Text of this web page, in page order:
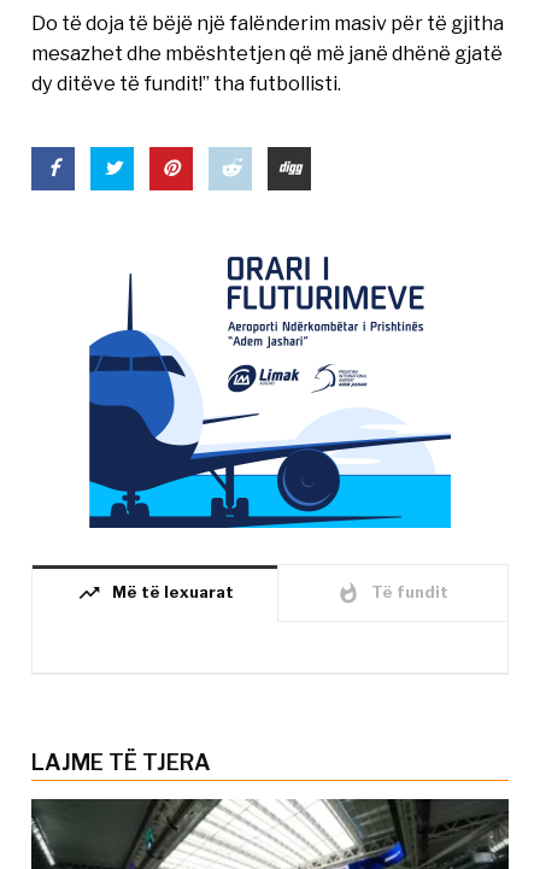
Do të doja të bëjë një falënderim masiv për të gjitha
mesazhet dhe mbështetjen që më janë dhënë gjatë
dy ditëve të fundit!” tha futbollisti.
trending_up Më të lexuarat whatshot Të fundit
LAJME TË TJERA